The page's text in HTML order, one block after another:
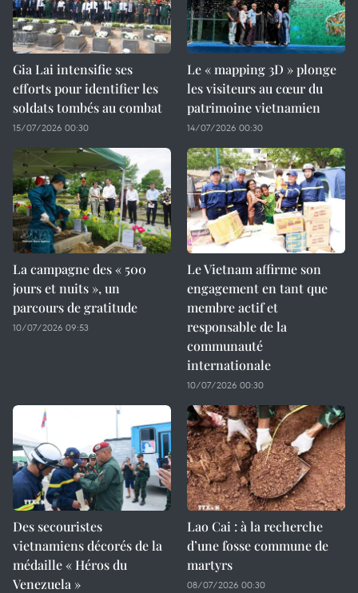
Gia Lai intensifie ses
efforts pour identifier les
soldats tombés au combat
15/07/2026 00:30
Le « mapping 3D » plonge
les visiteurs au cœur du
patrimoine vietnamien
14/07/2026 00:30
La campagne des « 500
jours et nuits », un
parcours de gratitude
10/07/2026 09:53
Le Vietnam affirme son
engagement en tant que
membre actif et
responsable de la
communauté
internationale
10/07/2026 00:30
Des secouristes
vietnamiens décorés de la
médaille « Héros du
Venezuela »
Lao Cai : à la recherche
d’une fosse commune de
martyrs
08/07/2026 00:30